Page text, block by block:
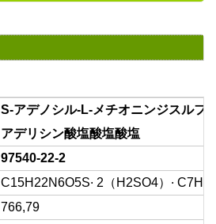
S-アデノシル-L-メチオニンジスルフ
アデリシン酸塩酸塩酸塩
97540-22-2
C15H22N6O5S. 2（H2SO4） .
766,79